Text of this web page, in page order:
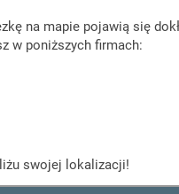
na mapie pojawią się
w poniższych firmach:
swojej lokalizacji!